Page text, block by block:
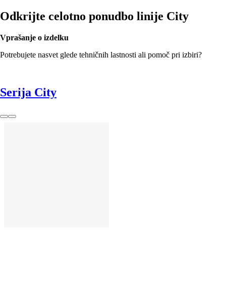
Odkrijte celotno ponudbo linije City
Vprašanje o izdelku
Potrebujete nasvet glede tehničnih lastnosti ali pomoč pri izbiri?
Serija City